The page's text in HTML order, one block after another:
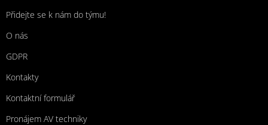
Přidejte se k nám do týmu!
O nás
GDPR
Kontakty
Kontaktní formulář
Pronájem AV techniky